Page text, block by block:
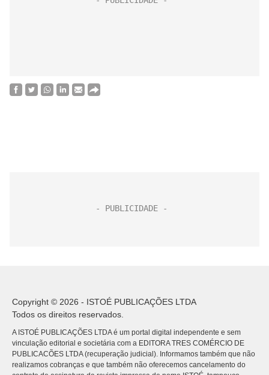
Copyright © 2026 - ISTOÉ PUBLICAÇÕES LTDA
Todos os direitos reservados.
A ISTOÉ PUBLICAÇÕES LTDA é um portal digital independente e sem
vinculação editorial e societária com a EDITORA TRES COMÉRCIO DE
PUBLICACÕES LTDA (recuperação judicial). Informamos também que não
realizamos cobranças e que também não oferecemos cancelamento do